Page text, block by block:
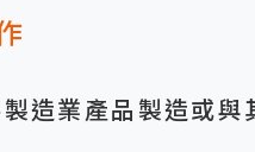
造業產品製造或與